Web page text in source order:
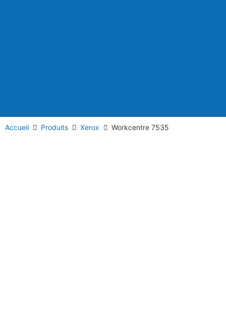
Accueil Produits Xerox Workcentre 7535